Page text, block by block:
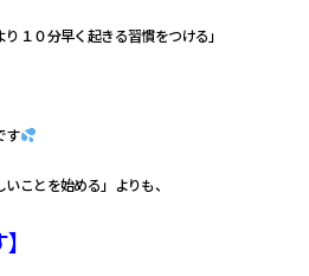
１０分早く起きる習慣をつける」
す
ことを始める」よりも、